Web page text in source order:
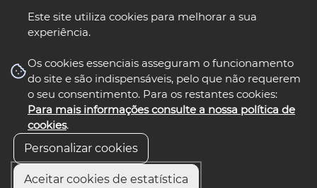
Este site utiliza cookies para melhorar a sua
experiência.
Os cookies essenciais asseguram o funcionamento
do site e são indispensáveis, pelo que não requerem
o seu consentimento. Para os restantes cookies:
Para mais informações consulte a nossa política de
cookies.
Personalizar cookies
Aceitar cookies de estatística
nos select language